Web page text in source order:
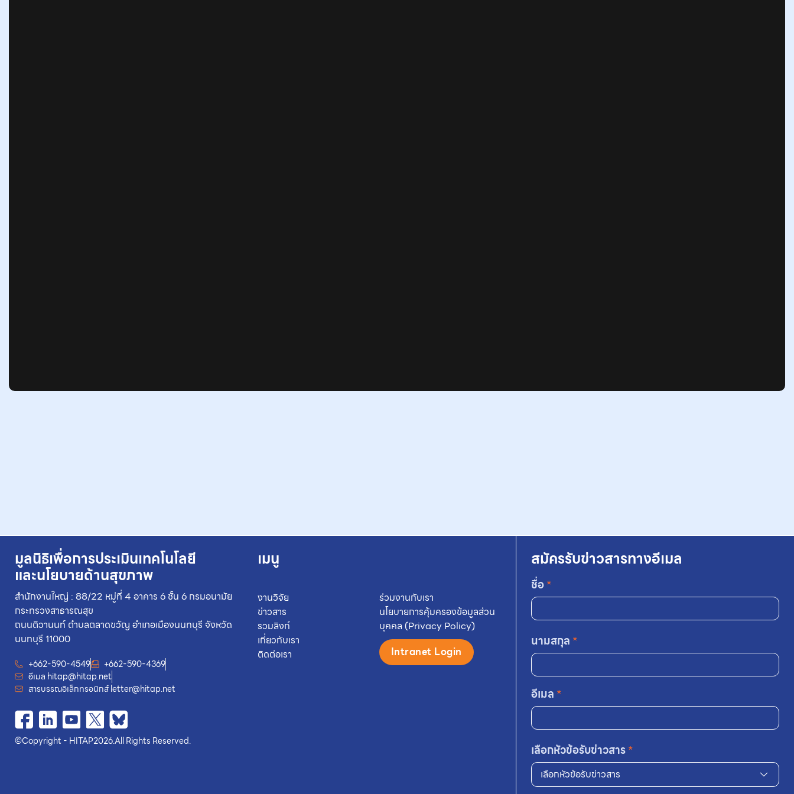
มูลนิธิเพื่อการประเมินเทคโนโลยี
และนโยบายด้านสุขภาพ
สำนักงานใหญ่ : 88/22 หมู่ที่ 4 อาคาร 6 ชั้น 6 กรมอนามัย
กระทรวงสาธารณสุข
ถนนติวานนท์ ตำบลตลาดขวัญ อำเภอเมืองนนทบุรี จังหวัด
นนทบุรี 11000
+662-590-4549
+662-590-4369
อีเมล hitap@hitap.net
สารบรรณอิเล็กทรอนิกส์letter@hitap.net
©Copyright - HITAP2026.All Rights Reserved.
เมนู
งานวิจัย
ข่าวสาร
รวมลิงก์
เกี่ยวกับเรา
ติดต่อเรา
ร่วมงานกับเรา
นโยบายการคุ้มครองข้อมูลส่วน
บุคคล (Privacy Policy)
Intranet Login
สมัครรับข่าวสารทางอีเมล
ชื่อ*
นามสกุล *
อีเมล *
เลือกหัวข้อรับข่าวสาร*
เลือกหัวข้อรับข่าวสาร